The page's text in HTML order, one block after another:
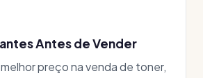
Antes de Vender
preço na venda de toner,